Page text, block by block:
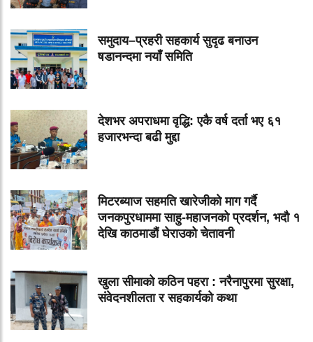
समुदाय–प्रहरी सहकार्य सुदृढ बनाउन
षडानन्दमा नयाँ समिति
देशभर अपराधमा वृद्धि: एकै वर्ष दर्ता भए ६१
हजारभन्दा बढी मुद्दा
मिटरब्याज सहमति खारेजीको माग गर्दै
जनकपुरधाममा साहु-महाजनको प्रदर्शन, भदौ १
देखि काठमाडौं घेराउको चेतावनी
खुला सीमाको कठिन पहरा : नरैनापुरमा सुरक्षा,
संवेदनशीलता र सहकार्यको कथा